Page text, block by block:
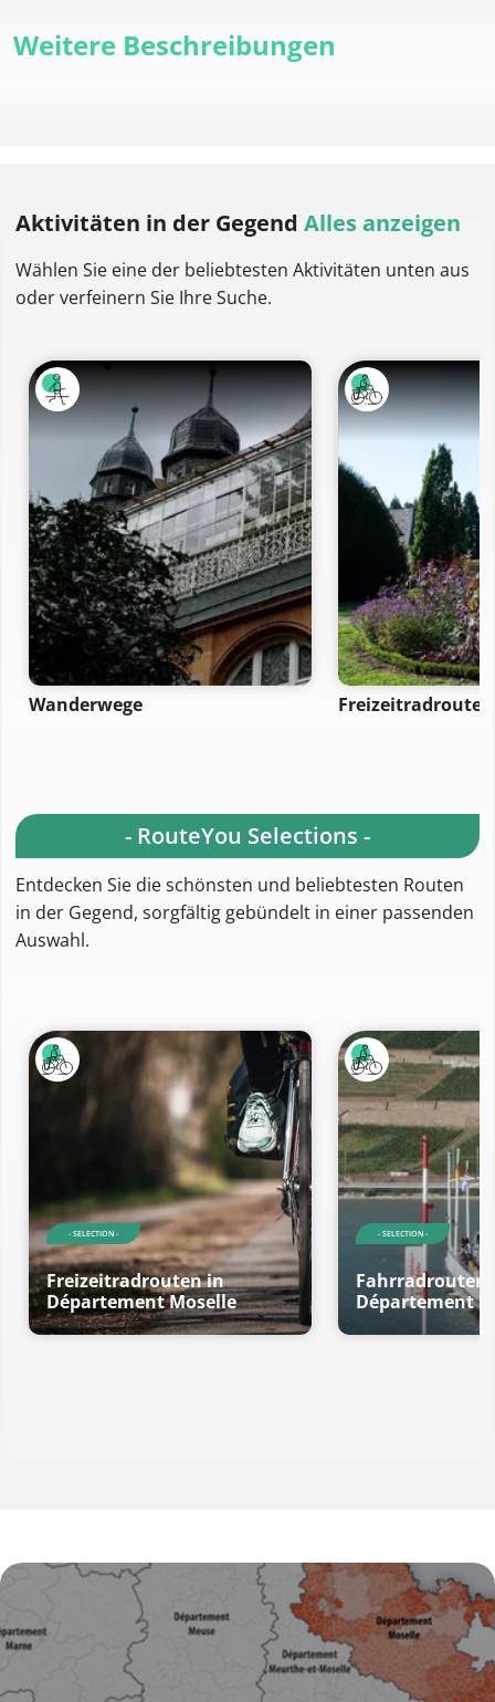
Weitere Beschreibungen
Aktivitäten in der Gegend Alles anzeigen
Wählen Sie eine der beliebtesten Aktivitäten unten aus
oder verfeinern Sie Ihre Suche.
Wanderwege Freizeitradrouten
- RouteYou Selections -
Entdecken Sie die schönsten und beliebtesten Routen
in der Gegend, sorgfältig gebündelt in einer passenden
Auswahl.
- SELECTION -
Freizeitradrouten in
Département Moselle
- SELECTION -
Fahrradrouten
Département